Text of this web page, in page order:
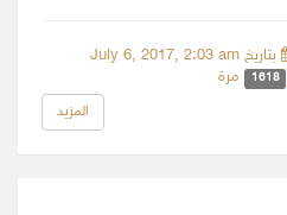
بتاريخ July 6, 2017, 2:03 am
1618 مرة
المزيد